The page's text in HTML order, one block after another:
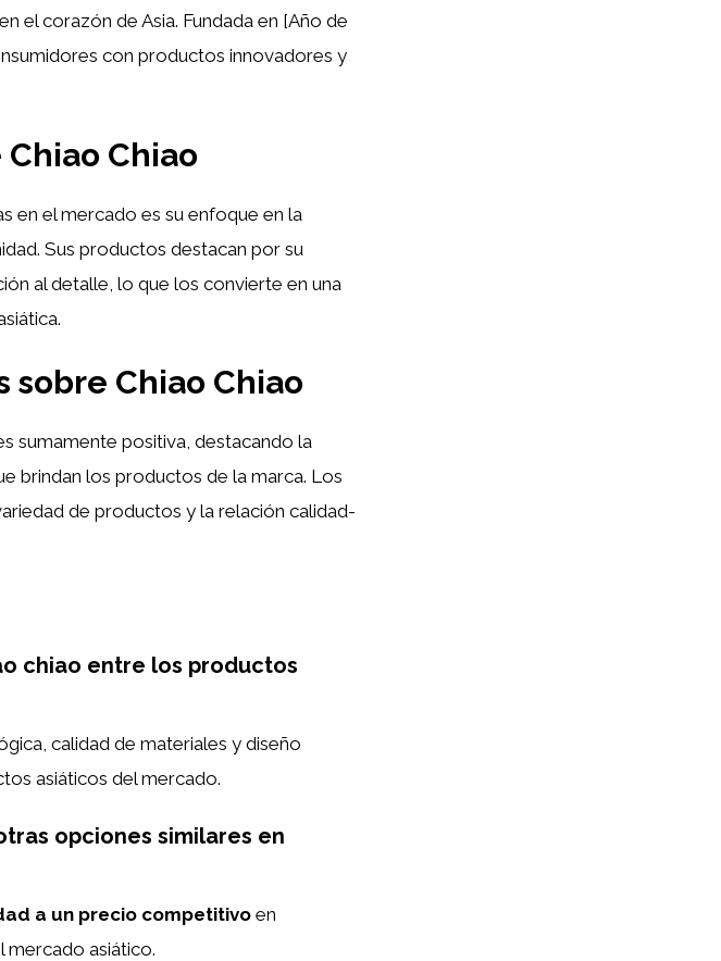
el corazón de Asia. Fundada en [Año de
con productos innovadores y
Chiao
en el mercado es su enfoque en la
Sus productos destacan por su
al detalle, lo que los convierte en una
sobre Chiao Chiao
sumamente positiva, destacando la
brindan los productos de la marca. Los
de productos y la relación calidad-
chiao entre los productos
calidad de materiales y diseño
asiáticos del mercado.
opciones similares en
a un precio competitivo en
mercado asiático.